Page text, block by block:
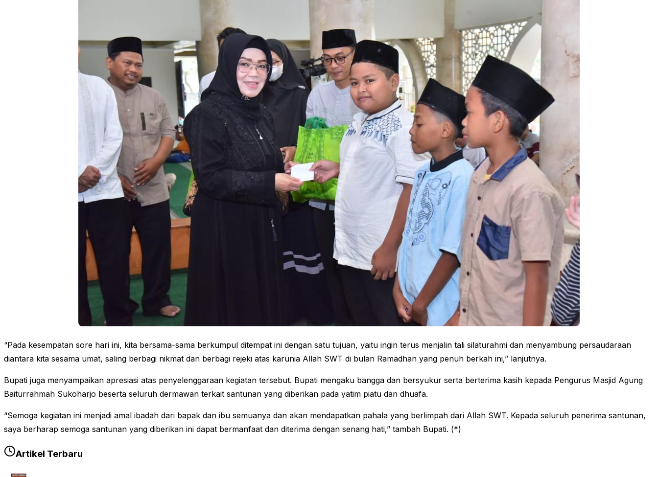
“Pada kesempatan sore hari ini, kita bersama-sama berkumpul ditempat ini dengan satu tujuan, yaitu ingin terus menjalin tali silaturahmi dan menyambung persaudaraan
diantara kita sesama umat, saling berbagi nikmat dan berbagi rejeki atas karunia Allah SWT di bulan Ramadhan yang penuh berkah ini,” lanjutnya.
Bupati juga menyampaikan apresiasi atas penyelenggaraan kegiatan tersebut. Bupati mengaku bangga dan bersyukur serta berterima kasih kepada Pengurus Masjid Agung
Baiturrahmah Sukoharjo beserta seluruh dermawan terkait santunan yang diberikan pada yatim piatu dan dhuafa.
“Semoga kegiatan ini menjadi amal ibadah dari bapak dan ibu semuanya dan akan mendapatkan pahala yang berlimpah dari Allah SWT. Kepada seluruh penerima santunan,
saya berharap semoga santunan yang diberikan ini dapat bermanfaat dan diterima dengan senang hati,” tambah Bupati. (*)
Artikel Terbaru